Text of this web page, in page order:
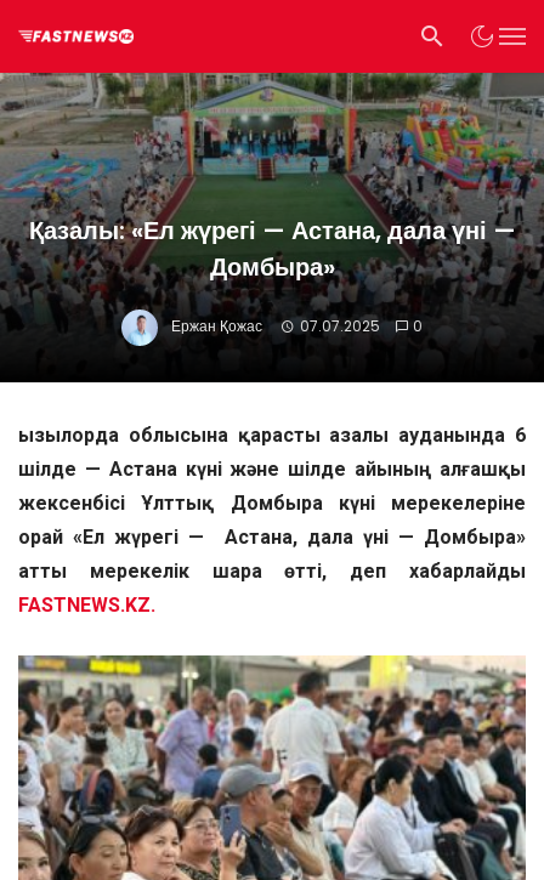
Қазалы: «Ел жүрегі — Астана, дала үні —
Домбыра»
Ержан Қожас 07.07.2025 0
Қызылорда облысына қарасты Қазалы ауданында 6
шілде — Астана күні және шілде айының алғашқы
жексенбісі Ұлттық Домбыра күні мерекелеріне
орай «Ел жүрегі — Астана, дала үні — Домбыра»
атты мерекелік шара өтті, деп хабарлайды
FASTNEWS.KZ.